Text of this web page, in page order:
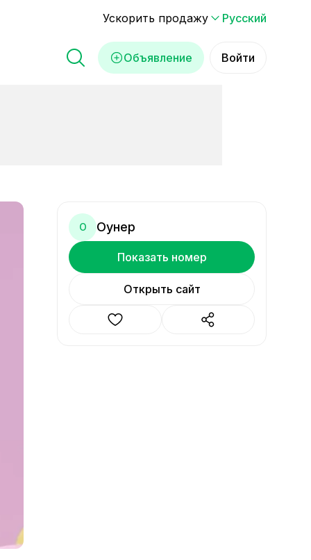
Ускорить продажу Русский
Объявление Войти
О Оунер
Показать номер
Открыть сайт